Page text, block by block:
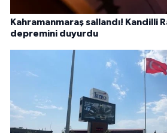
Kahramanmaraş sallandı! Kandilli
depremini duyurdu